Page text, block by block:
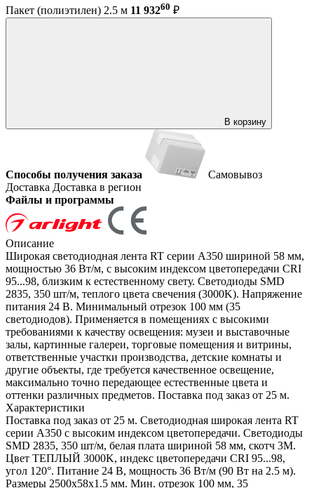
Пакет (полиэтилен) 2.5 м 11 93260 ₽
В корзину
Способы получения заказа
Самовывоз
Доставка Доставка в регион
Файлы и программы
Описание
Широкая светодиодная лента RT серии A350 шириной 58 мм,
мощностью 36 Вт/м, с высоким индексом цветопередачи CRI
95...98, близким к естественному свету. Светодиоды SMD
2835, 350 шт/м, теплого цвета свечения (3000K). Напряжение
питания 24 В. Минимальный отрезок 100 мм (35
светодиодов). Применяется в помещениях с высокими
требованиями к качеству освещения: музеи и выставочные
залы, картинные галереи, торговые помещения и витрины,
ответственные участки производства, детские комнаты и
другие объекты, где требуется качественное освещение,
максимально точно передающее естественные цвета и
оттенки различных предметов. Поставка под заказ от 25 м.
Характеристики
Поставка под заказ от 25 м. Светодиодная широкая лента RT
серии A350 с высоким индексом цветопередачи. Светодиоды
SMD 2835, 350 шт/м, белая плата шириной 58 мм, скотч 3М.
Цвет ТЕПЛЫЙ 3000K, индекс цветопередачи CRI 95...98,
угол 120°. Питание 24 В, мощность 36 Вт/м (90 Вт на 2.5 м).
Размеры 2500х58х1.5 мм. Мин. отрезок 100 мм, 35